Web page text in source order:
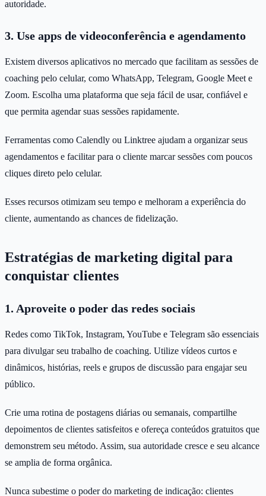
autoridade.
3. Use apps de videoconferência e agendamento
Existem diversos aplicativos no mercado que facilitam as sessões de
coaching pelo celular, como WhatsApp, Telegram, Google Meet e
Zoom. Escolha uma plataforma que seja fácil de usar, confiável e
que permita agendar suas sessões rapidamente.
Ferramentas como Calendly ou Linktree ajudam a organizar seus
agendamentos e facilitar para o cliente marcar sessões com poucos
cliques direto pelo celular.
Esses recursos otimizam seu tempo e melhoram a experiência do
cliente, aumentando as chances de fidelização.
Estratégias de marketing digital para
conquistar clientes
1. Aproveite o poder das redes sociais
Redes como TikTok, Instagram, YouTube e Telegram são essenciais
para divulgar seu trabalho de coaching. Utilize vídeos curtos e
dinâmicos, histórias, reels e grupos de discussão para engajar seu
público.
Crie uma rotina de postagens diárias ou semanais, compartilhe
depoimentos de clientes satisfeitos e ofereça conteúdos gratuitos que
demonstrem seu método. Assim, sua autoridade cresce e seu alcance
se amplia de forma orgânica.
Nunca subestime o poder do marketing de indicação: clientes